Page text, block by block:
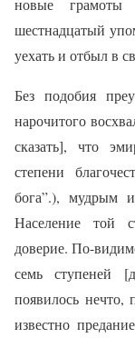
новые
шестнадцатый
уехать и отбыл в
Без подобия
нарочитого
сказать], что
степени
бога”.), мудрым
Население той
доверие. По-
семь ступеней
появилось
известно